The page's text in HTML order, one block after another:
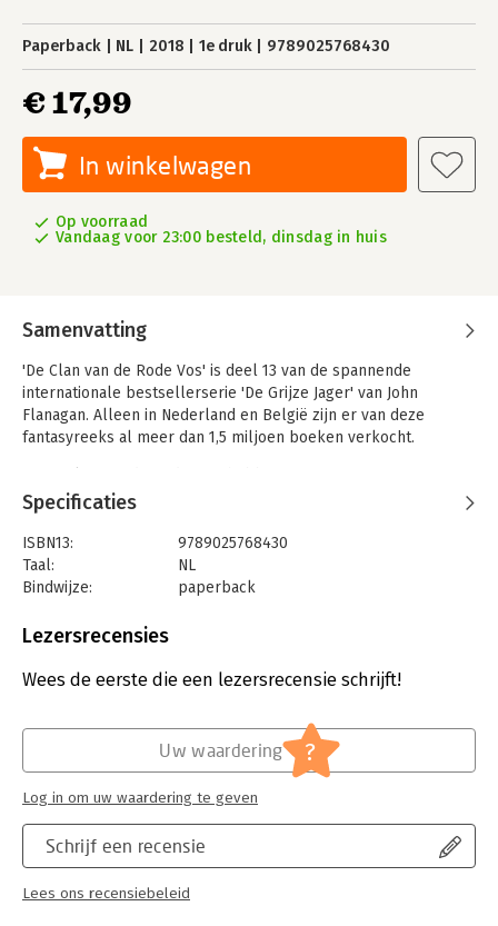
Paperback NL 2018 1e druk 9789025768430
€ 17,99
In winkelwagen
Op voorraad
Vandaag voor 23:00 besteld, dinsdag in huis
Samenvatting
'De Clan van de Rode Vos' is deel 13 van de spannende
internationale bestsellerserie 'De Grijze Jager' van John
Flanagan. Alleen in Nederland en België zijn er van deze
fantasyreeks al meer dan 1,5 miljoen boeken verkocht.
personages uit de serie, Will en Maddie, een pittige missie voor
de boeg. De Clan van de Rode Vos staat bekend om hun
conservatieve opvatting dat vrouwen niet op de troon horen en
vormt een ernstige bedreiging voor het voortbestaan van het
koninkrijk van Araluen...
'De Clan van de Rode Vos' vormt samen met het volgende boek
in de reeks, 'Het duel bij Araluen' (boek 14), een afgerond
verhaal. Voor lezers vanaf 10 jaar.
Specificaties
ISBN13:
9789025768430
Taal:
NL
Bindwijze:
paperback
Uitgever:
Verschijningsdatum:
27-9-2018
De Grijze Jager
Lezersrecensies
Wees de eerste die een lezersrecensie schrijft!
Schrijf een recensie
Lees ons recensiebeleid
Uw waardering ?
Log in om uw waardering te geven